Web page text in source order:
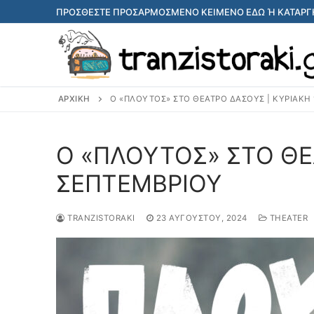
στο
περιεχόμενο
ΠΡΟΣΘΈΣΤΕ ΠΡΟΣΑΡΜΟΣΜΈΝΟ ΚΕΊΜΕΝΟ ΕΔΏ Ή
ΑΡΧΙΚΉ Ο «ΠΛΟΥΤΟΣ» ΣΤΟ ΘΕΑΤΡΟ ΔΑΣΟΥΣ | ΚΥΡΙΑΚΗ
Ο «ΠΛΟΥΤΟΣ» ΣΤΟ
ΣΕΠΤΕΜΒΡΙΟΥ
TRANZISTORAKI 23 ΑΥΓΟΎΣΤΟΥ, 2024 THEATER